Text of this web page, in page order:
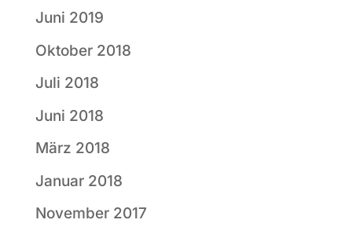
Juni 2019
Oktober 2018
Juli 2018
Juni 2018
März 2018
Januar 2018
November 2017